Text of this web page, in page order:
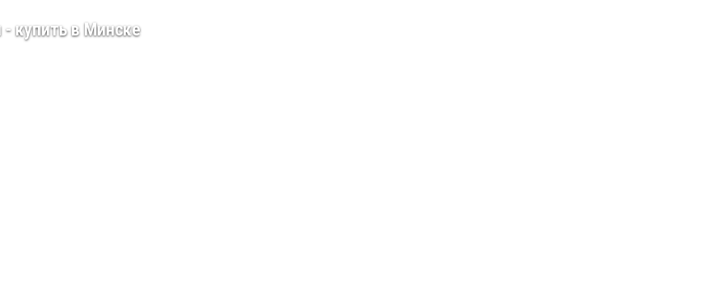
купить в Минске